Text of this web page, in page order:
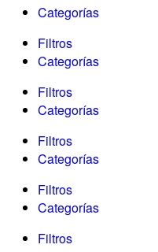
Categorías
Filtros
Categorías
Filtros
Categorías
Filtros
Categorías
Filtros
Categorías
Filtros